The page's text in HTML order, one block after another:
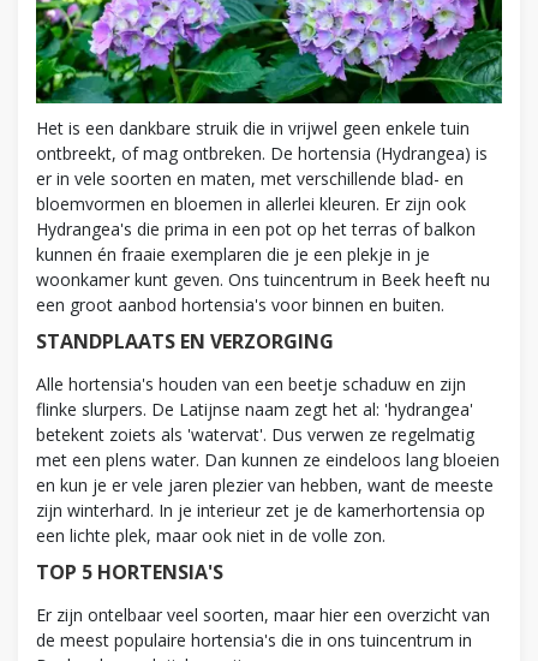
Het is een dankbare struik die in vrijwel geen enkele tuin
ontbreekt, of mag ontbreken. De hortensia (Hydrangea) is
er in vele soorten en maten, met verschillende blad- en
bloemvormen en bloemen in allerlei kleuren. Er zijn ook
Hydrangea's die prima in een pot op het terras of balkon
kunnen én fraaie exemplaren die je een plekje in je
woonkamer kunt geven. Ons tuincentrum in Beek heeft nu
een groot aanbod hortensia's voor binnen en buiten.
STANDPLAATS EN VERZORGING
Alle hortensia's houden van een beetje schaduw en zijn
flinke slurpers. De Latijnse naam zegt het al: 'hydrangea'
betekent zoiets als 'watervat'. Dus verwen ze regelmatig
met een plens water. Dan kunnen ze eindeloos lang bloeien
en kun je er vele jaren plezier van hebben, want de meeste
zijn winterhard. In je interieur zet je de kamerhortensia op
een lichte plek, maar ook niet in de volle zon.
TOP 5 HORTENSIA'S
Er zijn ontelbaar veel soorten, maar hier een overzicht van
de meest populaire hortensia's die in ons tuincentrum in